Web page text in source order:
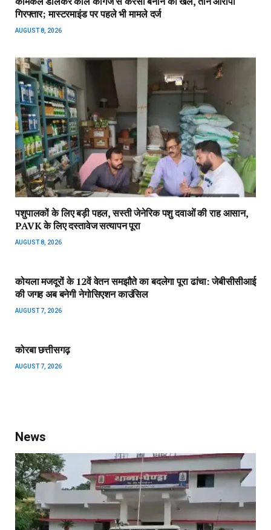
गिरफ्तार; मास्टरमाइंड पर पहले भी मामले दर्ज
AUGUST 8, 2026
पशुपालकों के लिए बड़ी पहल, सस्ती जेनेरिक पशु दवाओं की राह आसान,
PAVK के लिए दस्तावेज सत्यापन पूरा
AUGUST 8, 2026
कोयला मजदूरों के 12वें वेतन समझौते का बदलेगा पूरा ढांचा: जेबीसीसीआई
की जगह अब बनेगी नेगोसिएशन काउंसिल
AUGUST 7, 2026
कोरबा छत्तीसगढ़
AUGUST 7, 2026
News